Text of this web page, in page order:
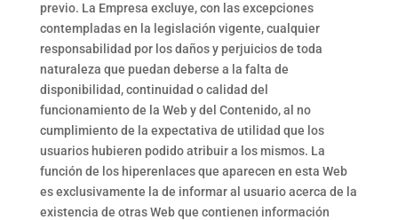
previo. La Empresa excluye, con las excepciones
contempladas en la legislación vigente, cualquier
responsabilidad por los daños y perjuicios de toda
naturaleza que puedan deberse a la falta de
disponibilidad, continuidad o calidad del
funcionamiento de la Web y del Contenido, al no
cumplimiento de la expectativa de utilidad que los
usuarios hubieren podido atribuir a los mismos. La
función de los hiperenlaces que aparecen en esta Web
es exclusivamente la de informar al usuario acerca de la
existencia de otras Web que contienen información